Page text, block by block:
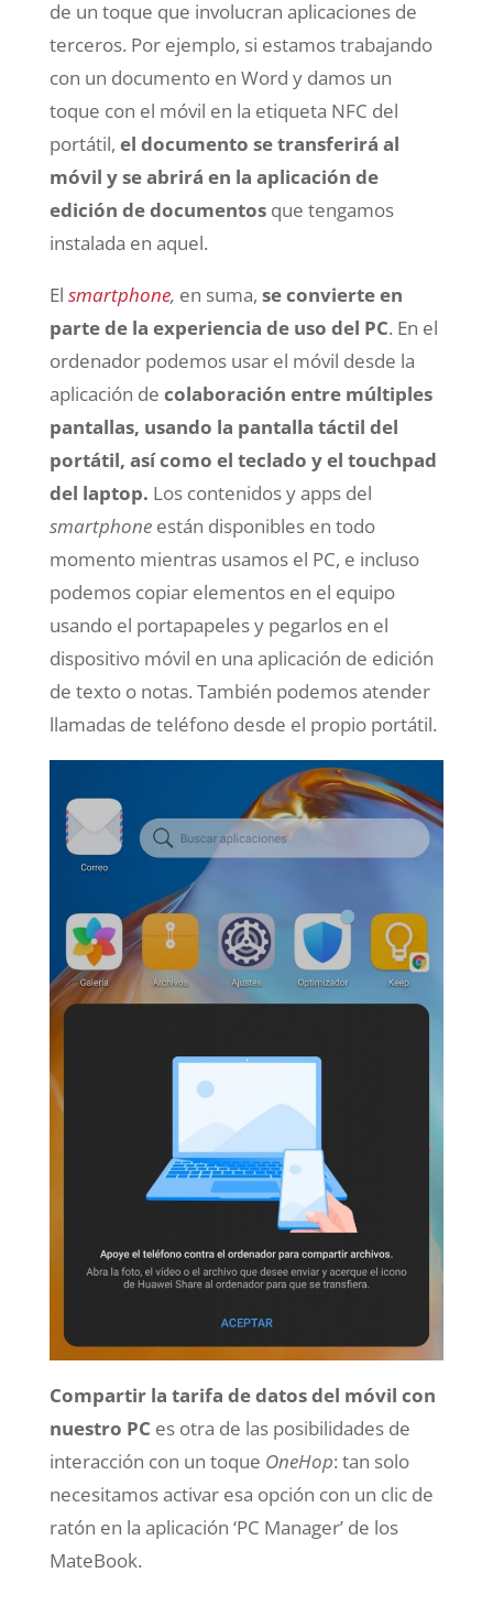
de un toque que involucran aplicaciones de
terceros. Por ejemplo, si estamos trabajando
con un documento en Word y damos un
toque con el móvil en la etiqueta NFC del
portátil, el documento se transferirá al
móvil y se abrirá en la aplicación de
edición de documentosque tengamos
instalada en aquel.
El smartphone, en suma, se convierte en
parte de la experiencia de uso del PC. En el
ordenador podemos usar el móvil desde la
aplicación de colaboración entre múltiples
pantallas, usando la pantalla táctil del
portátil, así como el teclado y el touchpad
del laptop. Los contenidos y apps del
smartphoneestán disponibles en todo
momento mientras usamos el PC, e incluso
podemos copiar elementos en el equipo
usando el portapapeles y pegarlos en el
dispositivo móvil en una aplicación de edición
de texto o notas. También podemos atender
llamadas de teléfono desde el propio portátil.
Compartir la tarifa de datos del móvil con
nuestro PC es otra de las posibilidades de
interacción con un toque OneHop: tan solo
necesitamos activar esa opción con un clic de
ratón en la aplicación ‘PC Manager’ de los
MateBook.